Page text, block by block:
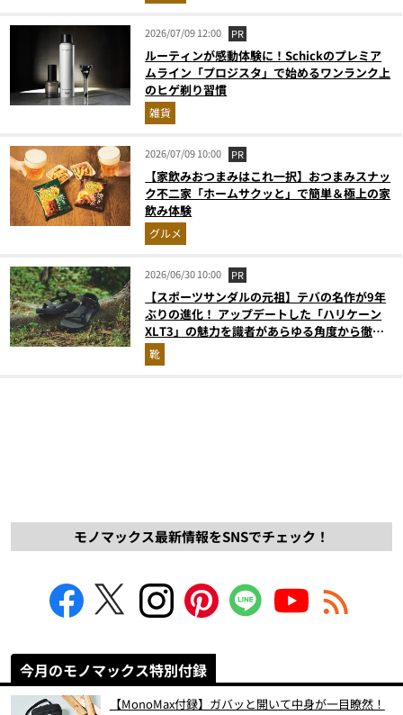
2026/07/09 12:00 PR
ルーティンが感動体験に！Schickのプレミア
ムライン「プロジスタ」で始めるワンランク上
のヒゲ剃り習慣
雑貨
2026/07/09 10:00 PR
【家飲みおつまみはこれ一択】おつまみスナッ
ク不二家「ホームサクッと」で簡単＆極上の家
飲み体験
グルメ
2026/06/30 10:00 PR
【スポーツサンダルの元祖】テバの名作が9年
ぶりの進化！ アップデートした「ハリケーン
XLT3」の魅力を識者があらゆる角度から徹底
解説！
靴
モノマックス最新情報をSNSでチェック！
今月のモノマックス特別付録
【MonoMax付録】ガバッと開いて中身が一目瞭然！